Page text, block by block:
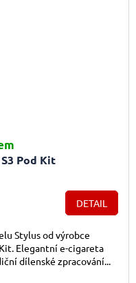
Pod Kit
5 hvězdiček.
DETAIL
Stylus od výrobce
Elegantní e-cigareta
dílenské zpracování...